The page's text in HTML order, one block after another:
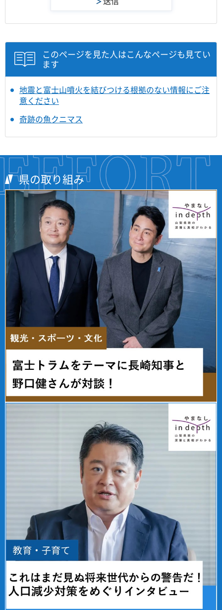
このページを見た人はこんなページも見てい
ます
地震と富士山噴火を結びつける根拠のない情報にご注
意ください
奇跡の魚クニマス
県の取り組み